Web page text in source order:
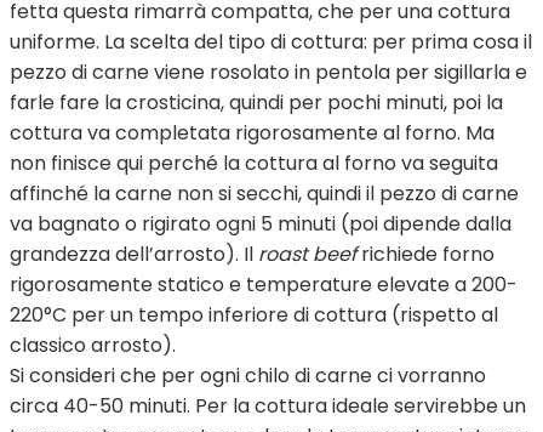
fetta questa rimarrà compatta, che per una cottura
uniforme. La scelta del tipo di cottura: per prima cosa il
pezzo di carne viene rosolato in pentola per sigillarla e
farle fare la crosticina, quindi per pochi minuti, poi la
cottura va completata rigorosamente al forno. Ma
non finisce qui perché la cottura al forno va seguita
affinché la carne non si secchi, quindi il pezzo di carne
va bagnato o rigirato ogni 5 minuti (poi dipende dalla
grandezza dell’arrosto). Il roast beefrichiede forno
rigorosamente statico e temperature elevate a 200-
220°C per un tempo inferiore di cottura (rispetto al
classico arrosto).
Si consideri che per ogni chilo di carne ci vorranno
circa 40-50 minuti. Per la cottura ideale servirebbe un